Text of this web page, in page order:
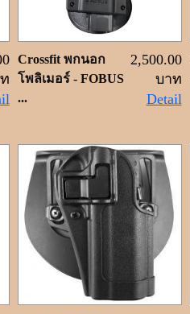
Crossfit พกนอก
โพลิเมอร์ - FOBUS
...
2,500.00
บาท
Detail